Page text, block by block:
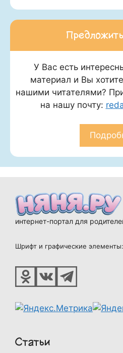
У Вас есть
материал и Вы
нашими читателями?
на нашу почту:
интернет-портал для
Шрифт и графические
Статьи